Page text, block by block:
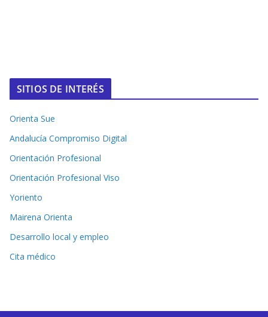
SITIOS DE INTERÉS
Orienta Sue
Andalucía Compromiso Digital
Orientación Profesional
Orientación Profesional Viso
Yoriento
Mairena Orienta
Desarrollo local y empleo
Cita médico